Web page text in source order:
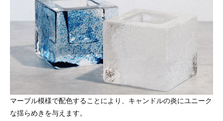
マーブル模様で配色することにより、キャンドルの炎にユニーク
な揺らめきを与えます。